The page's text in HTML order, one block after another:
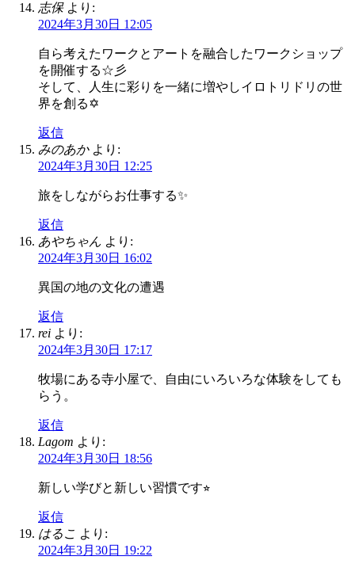
志保 より:
2024年3月30日 12:05
自ら考えたワークとアートを融合したワークショップ
を開催する☆彡
そして、人生に彩りを一緒に増やしイロトリドリの世
界を創る✡
返信
みのあか より:
2024年3月30日 12:25
旅をしながらお仕事する✨
返信
あやちゃん より:
2024年3月30日 16:02
異国の地の文化の遭遇
返信
rei より:
2024年3月30日 17:17
牧場にある寺小屋で、自由にいろいろな体験をしても
らう。
返信
Lagom より:
2024年3月30日 18:56
新しい学びと新しい習慣です⭐︎
返信
はるこ より:
2024年3月30日 19:22